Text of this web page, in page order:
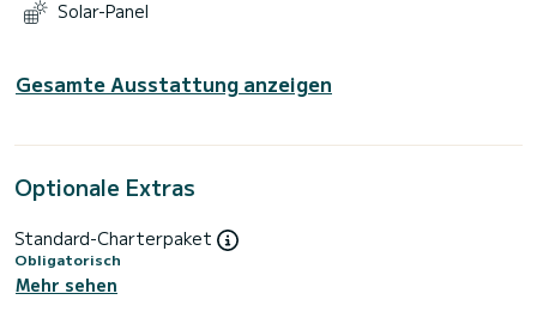
Solar-Panel
Gesamte Ausstattung anzeigen
Optionale Extras
Standard-Charterpaket
Obligatorisch
Mehr sehen